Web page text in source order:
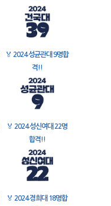
🏅 2024 성균관대 9명합
격!!
🏅 2024 성신여대 22명
합격!!
🏅 2024 경희대 18명합